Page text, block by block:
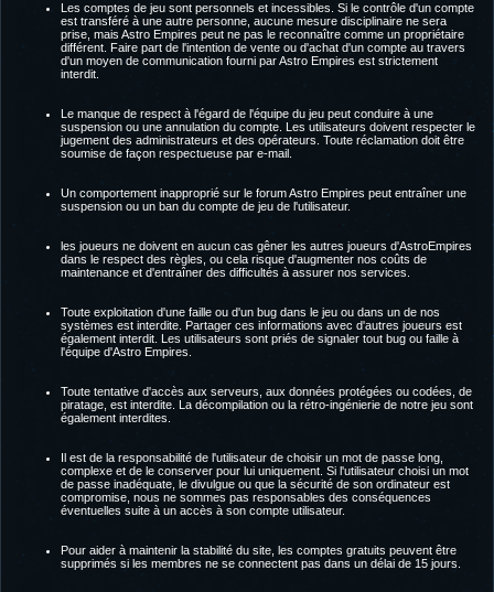
Les comptes de jeu sont personnels et incessibles. Si le contrôle d'un compte
est transféré à une autre personne, aucune mesure disciplinaire ne sera
prise, mais Astro Empires peut ne pas le reconnaître comme un propriétaire
différent. Faire part de l'intention de vente ou d'achat d'un compte au travers
d'un moyen de communication fourni par Astro Empires est strictement
interdit.
Le manque de respect à l'égard de l'équipe du jeu peut conduire à une
suspension ou une annulation du compte. Les utilisateurs doivent respecter le
jugement des administrateurs et des opérateurs. Toute réclamation doit être
soumise de façon respectueuse par e-mail.
Un comportement inapproprié sur le forum Astro Empires peut entraîner une
suspension ou un ban du compte de jeu de l'utilisateur.
les joueurs ne doivent en aucun cas gêner les autres joueurs d'AstroEmpires
dans le respect des règles, ou cela risque d'augmenter nos coûts de
maintenance et d'entraîner des difficultés à assurer nos services.
Toute exploitation d'une faille ou d'un bug dans le jeu ou dans un de nos
systèmes est interdite. Partager ces informations avec d'autres joueurs est
également interdit. Les utilisateurs sont priés de signaler tout bug ou faille à
l'équipe d'Astro Empires.
Toute tentative d'accès aux serveurs, aux données protégées ou codées, de
piratage, est interdite. La décompilation ou la rétro-ingénierie de notre jeu sont
également interdites.
Il est de la responsabilité de l'utilisateur de choisir un mot de passe long,
complexe et de le conserver pour lui uniquement. Si l'utilisateur choisi un mot
de passe inadéquate, le divulgue ou que la sécurité de son ordinateur est
compromise, nous ne sommes pas responsables des conséquences
éventuelles suite à un accès à son compte utilisateur.
Pour aider à maintenir la stabilité du site, les comptes gratuits peuvent être
supprimés si les membres ne se connectent pas dans un délai de 15 jours.